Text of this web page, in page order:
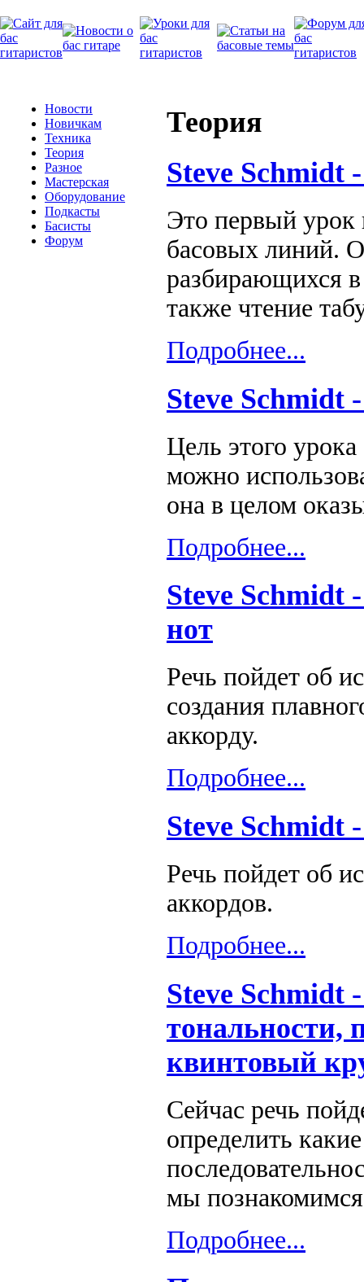
Новости
Новичкам
Техника
Теория
Разное
Мастерская
Оборудование
Подкасты
Басисты
Форум
Теория
Steve Schmidt
Это первый урок
басовых линий.
разбирающихся
также чтение
Подробнее...
Steve Schmidt
Цель этого
можно
она в целом
Подробнее...
Steve Schmidt
нот
Речь пойдет об
создания
аккорду.
Подробнее...
Steve Schmidt
Речь пойдет об
аккордов.
Подробнее...
Steve
тональности,
квинтовый
Сейчас речь
определить
мы
Подробнее...